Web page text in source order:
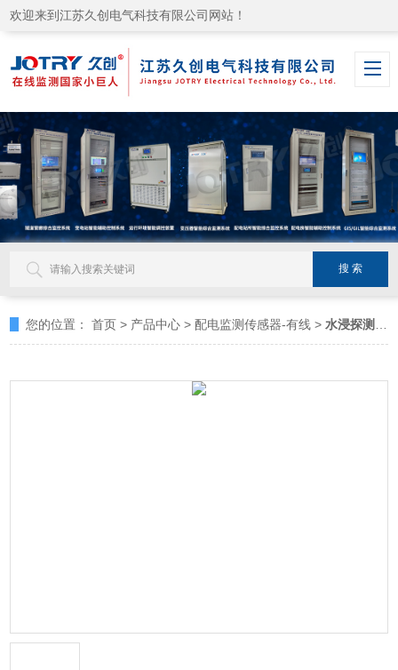
欢迎来到江苏久创电气科技有限公司网站！
您的位置： 首页 > 产品中心 >配电监测传感器-有线 >水浸探测器